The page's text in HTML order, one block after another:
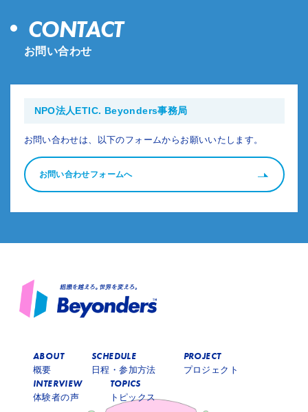
CONTACT
お問い合わせ
NPO法人ETIC. Beyonders事務局
お問い合わせは、以下のフォームからお願いいたします。
お問い合わせフォームへ
ABOUT
概要
SCHEDULE
日程・参加方法
PROJECT
プロジェクト
INTERVIEW
体験者の声
TOPICS
トピックス